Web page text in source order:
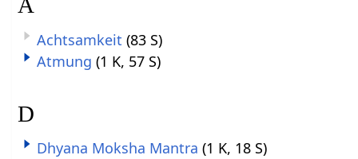
Achtsamkeit (83 S)
Atmung (1 K, 57 S)
D
Dhyana Moksha Mantra (1 K, 18 S)